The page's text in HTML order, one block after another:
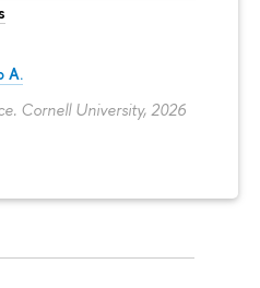
A.
Cornell University, 2026